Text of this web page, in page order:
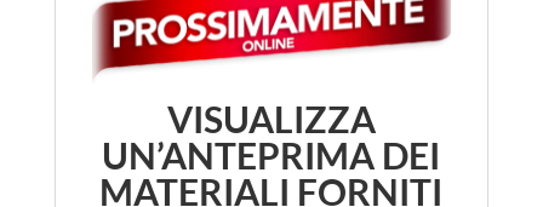
VISUALIZZA
UN’ANTEPRIMA DEI
MATERIALI FORNITI